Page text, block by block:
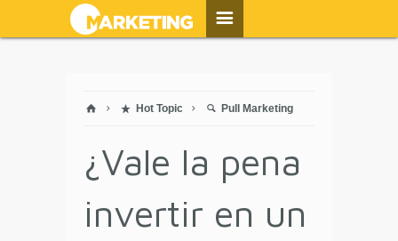
Hot Topic Pull Marketing
¿Vale la pena
invertir en un